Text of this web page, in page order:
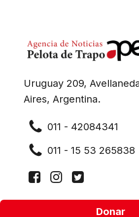
Donar
Uruguay 209,
Aires, Argentina.
011 - 42084341
011 - 15 53 265838